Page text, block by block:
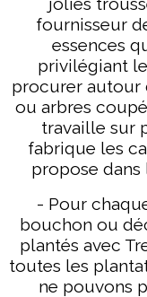
fournisseur
essences
privilégiant
procurer autour
ou arbres
travaille sur
fabrique les
propose dans
- Pour
bouchon ou
plantés avec
toutes les
ne pouvons